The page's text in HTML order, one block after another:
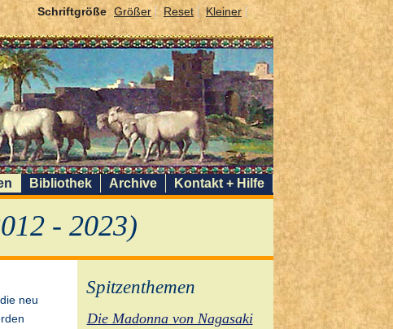
- 2023)
Schriftgröße Größer Reset Kleiner
Bibliothek Archive Kontakt + Hilfe
neu
Spitzenthemen
Die Madonna von Nagasaki